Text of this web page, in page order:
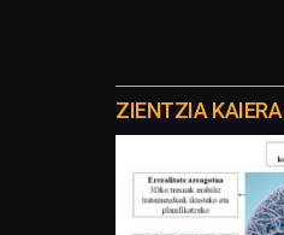
proyectos
ZIENTZIA KAIERA